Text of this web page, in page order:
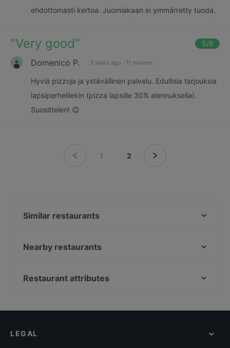
ehdottomasti kertoa. Juomiakaan ei ymmärretty tuoda.
"Very good" 5/6
Domenico P. 3 years ago · 11 reviews
Hyviä pizzoja ja ystävällinen palvelu. Edullisia tarjouksia
lapsiperheillekin (pizza lapsille 30% alennuksella).
Suosittelen! 😊
1 2
Similar restaurants
Mad Finn Brewery Co. Panimokierros
Ukkometso
Maranga
Nearby restaurants
m/s Silver Sky
Subham
Restaurant attributes
Casual Restaurants in Tampere
LEGAL